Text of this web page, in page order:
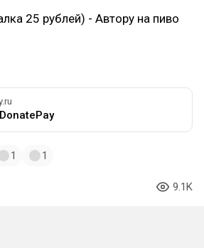
25 рублей) - Автору на пиво
1 1
9.1K